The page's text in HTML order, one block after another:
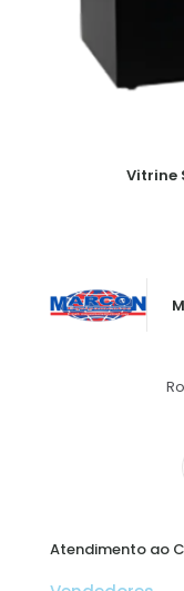
Vitrine
Atendimento ao